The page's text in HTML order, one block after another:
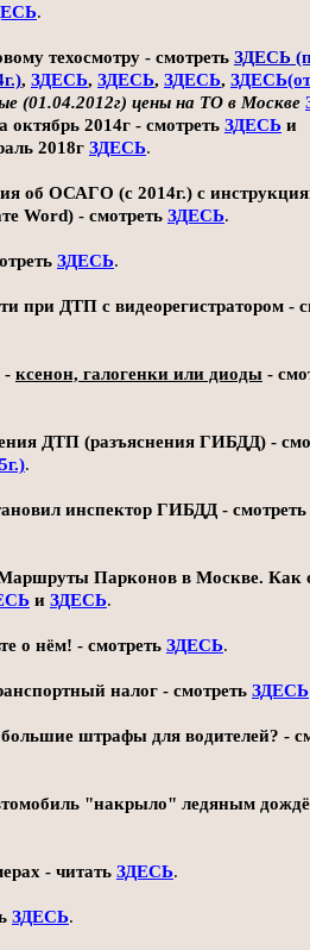
.
техосмотру - смотреть ЗДЕСЬ
, ЗДЕСЬ, ЗДЕСЬ, ЗДЕСЬ,
(01.04.2012г) цены на ТО в Москве
2014г - смотреть ЗДЕСЬ и
2018г ЗДЕСЬ.
об ОСАГО (с 2014г.) с
Word) - смотреть ЗДЕСЬ.
ЗДЕСЬ.
при ДТП с видеорегистратором -
- ксенон, галогенки или диоды -
ДТП (разъяснения ГИБДД) -
.
инспектор ГИБДД - смотреть
Парконов в Москве. Как
и ЗДЕСЬ.
о нём! - смотреть ЗДЕСЬ.
налог - смотреть ЗДЕСЬ
штрафы для водителей? -
"накрыло" ледяным
- читать ЗДЕСЬ.
ЗДЕСЬ.